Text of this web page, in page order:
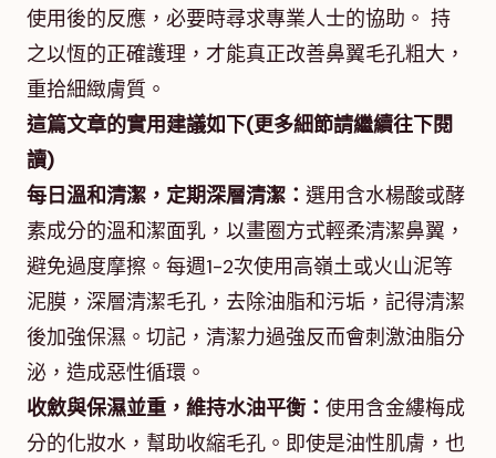
使用後的反應，必要時尋求專業人士的協助。 持
之以恆的正確護理，才能真正改善鼻翼毛孔粗大，
重拾細緻膚質。
這篇文章的實用建議如下(更多細節請繼續往下閱
讀)
每日溫和清潔，定期深層清潔： 選用含水楊酸或酵
素成分的溫和潔面乳，以畫圈方式輕柔清潔鼻翼，
避免過度摩擦。每週1-2次使用高嶺土或火山泥等
泥膜，深層清潔毛孔，去除油脂和污垢，記得清潔
後加強保濕。切記，清潔力過強反而會刺激油脂分
泌，造成惡性循環。
收斂與保濕並重，維持水油平衡： 使用含金縷梅成
分的化妝水，幫助收縮毛孔。即使是油性肌膚，也